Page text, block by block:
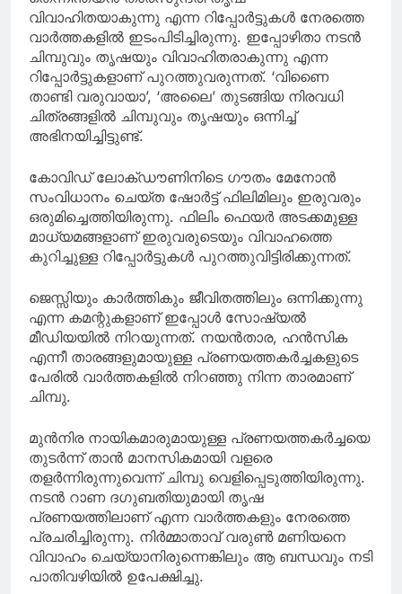
വിവാഹിതയാകുന്നു എന്ന റിപ്പോര്‍ട്ടുകള്‍ നേരത്തെ
വാര്‍ത്തകളില്‍ ഇടംപിടിച്ചിരുന്നു. ഇപ്പോഴിതാ നടന്‍
ചിമ്പുവും തൃഷയും വിവാഹിതരാകുന്നു എന്ന
റിപ്പോര്‍ട്ടുകളാണ് പുറത്തുവരുന്നത്. ‘വിണൈ
താണ്ടി വരുവായാ’, ‘അലൈ’ തുടങ്ങിയ നിരവധി
ചിത്രങ്ങളില്‍ ചിമ്പുവും തൃഷയും ഒന്നിച്ച്
അഭിനയിച്ചിട്ടുണ്ട്.
കോവിഡ് ലോക്ഡൗണിനിടെ ഗൗതം മേനോന്‍
സംവിധാനം ചെയ്ത ഷോര്‍ട്ട് ഫിലിമിലും ഇരുവരും
ഒരുമിച്ചെത്തിയിരുന്നു. ഫിലിം ഫെയര്‍ അടക്കമുള്ള
മാധ്യമങ്ങളാണ് ഇരുവരുടെയും വിവാഹത്തെ
കുറിച്ചുള്ള റിപ്പോര്‍ട്ടുകള്‍ പുറത്തുവിട്ടിരിക്കുന്നത്.
ജെസ്സിയും കാര്‍ത്തികും ജീവിതത്തിലും ഒന്നിക്കുന്നു
എന്ന കമന്റുകളാണ് ഇപ്പോള്‍ സോഷ്യല്‍
മീഡിയയില്‍ നിറയുന്നത്. നയന്‍താര, ഹന്‍സിക
എന്നീ താരങ്ങളുമായുള്ള പ്രണയത്തകര്‍ച്ചകളുടെ
പേരില്‍ വാര്‍ത്തകളില്‍ നിറഞ്ഞു നിന്ന താരമാണ്
ചിമ്പു.
മുന്‍നിര നായികമാരുമായുള്ള പ്രണയത്തകര്‍ച്ചയെ
തുടര്‍ന്ന് താന്‍ മാനസികമായി വളരെ
തളര്‍ന്നിരുന്നുവെന്ന് ചിമ്പു വെളിപ്പെടുത്തിയിരുന്നു.
നടന്‍ റാണ ദഗുബതിയുമായി തൃഷ
പ്രണയത്തിലാണ് എന്ന വാര്‍ത്തകളും നേരത്തെ
പ്രചരിച്ചിരുന്നു. നിര്‍മ്മാതാവ് വരുണ്‍ മണിയനെ
വിവാഹം ചെയ്യാനിരുന്നെങ്കിലും ആ ബന്ധവും നടി
പാതിവഴിയില്‍ ഉപേക്ഷിച്ചു.